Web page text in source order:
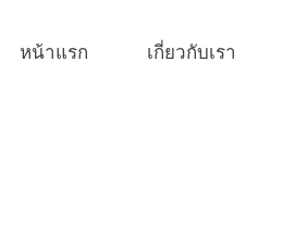
หน้าแรก เกี่ยวกับเรา